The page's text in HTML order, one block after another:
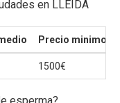
en LLEIDA
Precio minimo
1500€
esperma?